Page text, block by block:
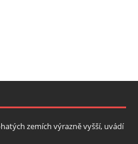
zemích výrazně vyšší, uvádí